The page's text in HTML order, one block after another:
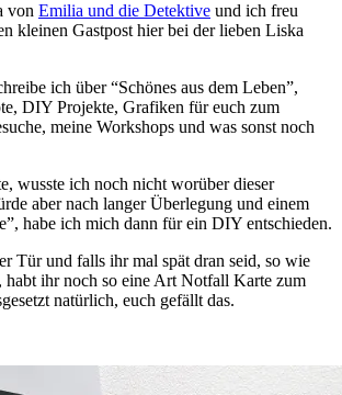
von Emilia und die Detektive und ich freu
kleinen Gastpost hier bei der lieben Liska
ich über “Schönes aus dem Leben”,
DIY Projekte, Grafiken für euch zum
meine Workshops und was sonst noch
wusste ich noch nicht worüber dieser
aber nach langer Überlegung und einem
habe ich mich dann für ein DIY entschieden.
Tür und falls ihr mal spät dran seid, so wie
habt ihr noch so eine Art Notfall Karte zum
natürlich, euch gefällt das.